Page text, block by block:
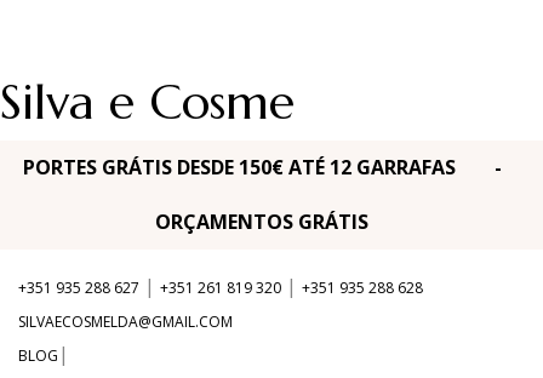
Silva e Cosme
PORTES GRÁTIS DESDE 150€ ATÉ 12 GARRAFAS -
ORÇAMENTOS GRÁTIS
+351 935 288 627 | +351 261 819 320 | +351 935 288 628
SILVAECOSMELDA@GMAIL.COM
BLOG |